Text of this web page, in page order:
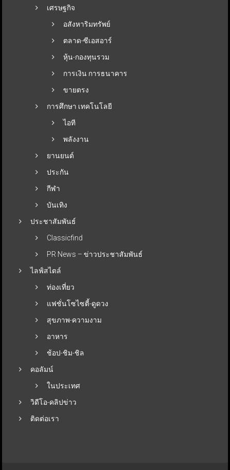
เศรษฐกิจ
อสังหาริมทรัพย์
ตลาด-ซีเอสอาร์
หุ้น-กองทุนรวม
การเงิน การธนาคาร
ขายตรง
การศึกษา เทคโนโลยี
ไอที
พลังงาน
ยานยนต์
ประกัน
กีฬา
บันเทิง
ประชาสัมพันธ์
Classicfind
PR News – ข่าวประชาสัมพันธ์
ไลฟ์สไตล์
ท่องเที่ยว
แฟชั่นโซไซตี้-ดูดวง
สุขภาพ-ความงาม
อาหาร
ช้อป-ชิม-ชิล
คอลัมน์
ในประเทศ
วิดีโอ-คลิปข่าว
ติดต่อเรา